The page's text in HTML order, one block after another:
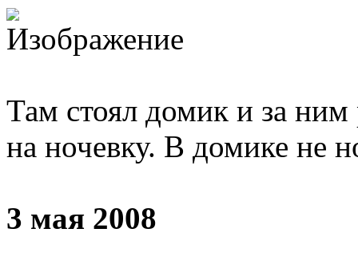
Там стоял домик и за ним
на ночевку. В домике не
3 мая 2008